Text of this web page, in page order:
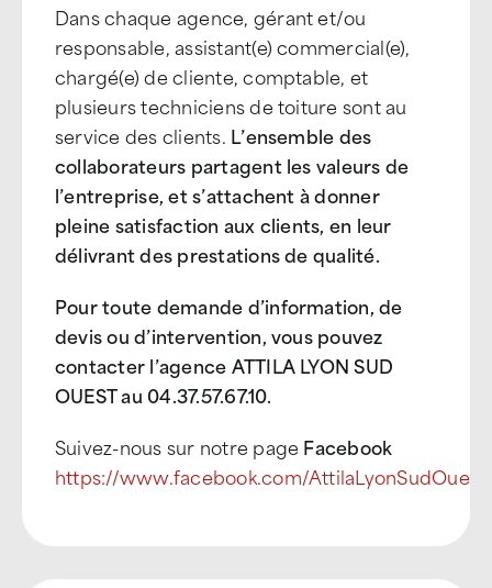
Dans chaque agence, gérant et/ou
responsable, assistant(e) commercial(e),
chargé(e) de cliente, comptable, et
plusieurs techniciens de toiture sont au
service des clients. L’ensemble des
collaborateurs partagent les valeurs de
l’entreprise, et s’attachent à donner
pleine satisfaction aux clients, en leur
délivrant des prestations de qualité.
Pour toute demande d’information, de
devis ou d’intervention, vous pouvez
contacter l’agence ATTILA LYON SUD
OUEST au 04.37.57.67.10.
Suivez-nous sur notre page Facebook
https://www.facebook.com/